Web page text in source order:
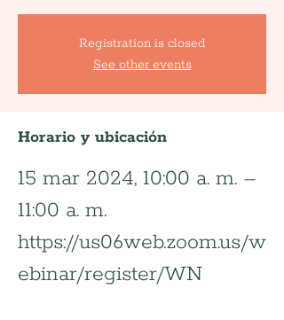
Registration is closed
See other events
Horario y ubicación
15 mar 2024, 10:00 a. m. –
11:00 a. m.
https://us06web.zoom.us/w
ebinar/register/WN